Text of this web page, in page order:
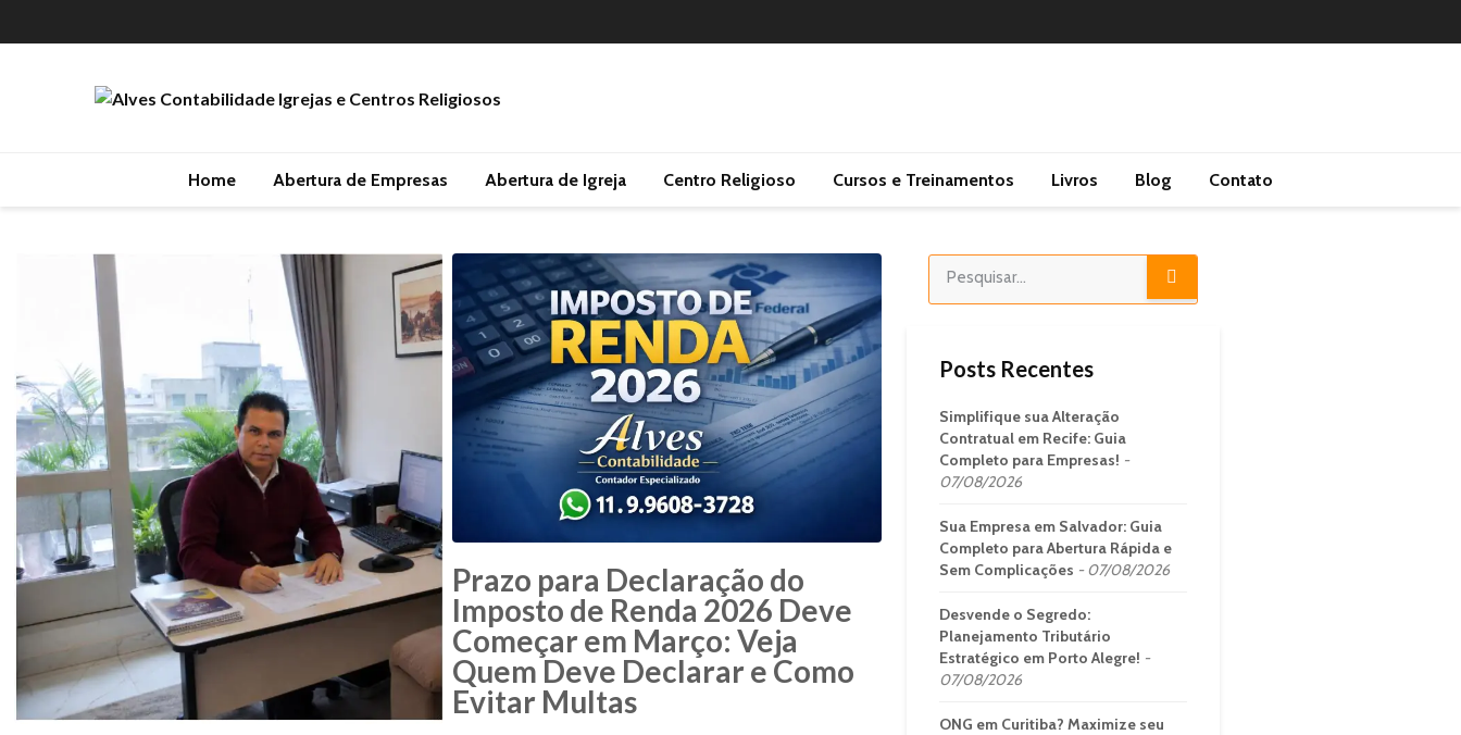
Home Abertura de Empresas Abertura de Igreja Centro Religioso Cursos e Treinamentos Livros Blog Contato
Prazo para Declaração do
Imposto de Renda 2026 Deve
Começar em Março: Veja
Quem Deve Declarar e Como
Evitar Multas
Posts Recentes
Simplifique sua Alteração
Contratual em Recife: Guia
Completo para Empresas!
07/08/2026
Sua Empresa em Salvador: Guia
Completo para Abertura Rápida e
Sem Complicações
07/08/2026
Desvende o Segredo:
Planejamento Tributário
Estratégico em Porto Alegre!
07/08/2026
ONG em Curitiba? Maximize seu